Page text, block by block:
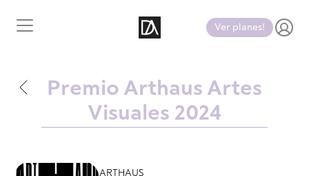
Ver planes!
Premio Arthaus Artes
Visuales 2024
ARTHAUS